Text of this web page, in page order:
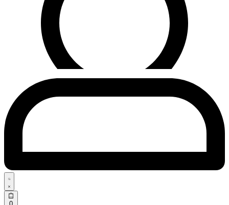
Search
open
Open